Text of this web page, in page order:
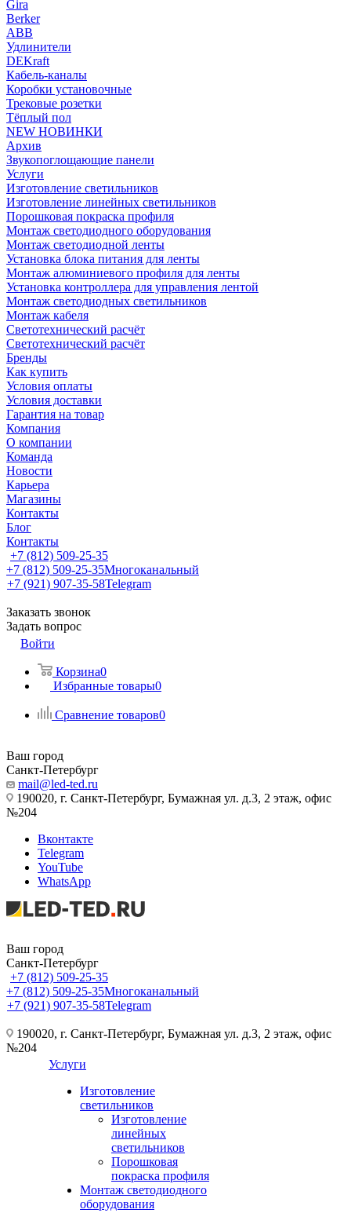
Gira
Berker
ABB
Удлинители
DEKraft
Кабель-каналы
Коробки установочные
Трековые розетки
Тёплый пол
NEW НОВИНКИ
Архив
Звукопоглощающие панели
Услуги
Изготовление светильников
Изготовление линейных светильников
Порошковая покраска профиля
Монтаж светодиодного оборудования
Монтаж светодиодной ленты
Установка блока питания для ленты
Монтаж алюминиевого профиля для ленты
Установка контроллера для управления лентой
Монтаж светодиодных светильников
Монтаж кабеля
Светотехнический расчёт
Светотехнический расчёт
Бренды
Как купить
Условия оплаты
Условия доставки
Гарантия на товар
Компания
О компании
Команда
Новости
Карьера
Магазины
Контакты
Блог
Контакты
+7 (812) 509-25-35
+7 (812) 509-25-35Многоканальный
+7 (921) 907-35-58Telegram
Заказать звонок
Задать вопрос
Войти
Корзина0
Избранные товары0
Сравнение товаров0
Ваш город
Санкт-Петербург
mail@led-ted.ru
190020, г. Санкт-Петербург, Бумажная ул. д.3, 2 этаж, офис
№204
Вконтакте
Telegram
YouTube
WhatsApp
Ваш город
Санкт-Петербург
+7 (812) 509-25-35
+7 (812) 509-25-35Многоканальный
+7 (921) 907-35-58Telegram
190020, г. Санкт-Петербург, Бумажная ул. д.3, 2 этаж, офис
№204
Услуги
Изготовление
светильников
Изготовление
линейных
светильников
Порошковая
покраска профиля
Монтаж светодиодного
оборудования